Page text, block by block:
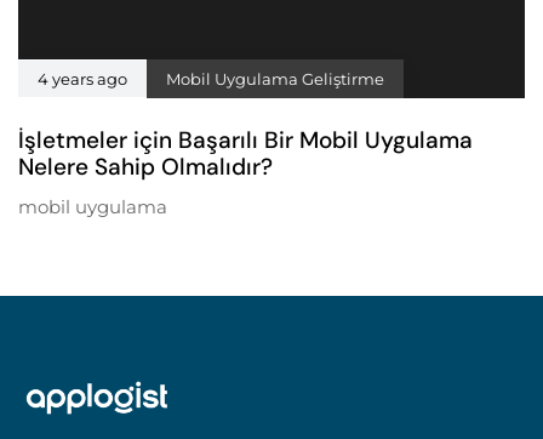
4 years ago Mobil Uygulama Geliştirme
İşletmeler için Başarılı Bir Mobil Uygulama
Nelere Sahip Olmalıdır?
mobil uygulama